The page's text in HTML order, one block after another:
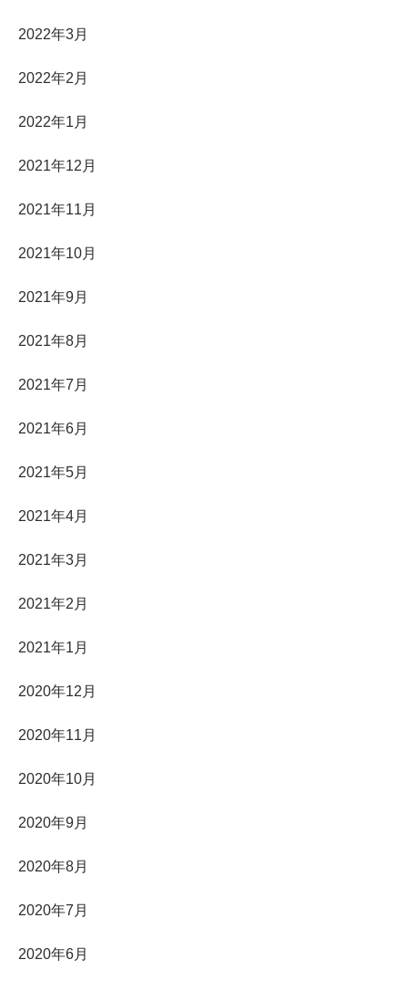
2022年3月
2022年2月
2022年1月
2021年12月
2021年11月
2021年10月
2021年9月
2021年8月
2021年7月
2021年6月
2021年5月
2021年4月
2021年3月
2021年2月
2021年1月
2020年12月
2020年11月
2020年10月
2020年9月
2020年8月
2020年7月
2020年6月